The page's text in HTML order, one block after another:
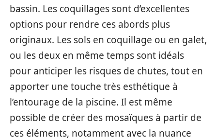
bassin. Les coquillages sont d’excellentes
options pour rendre ces abords plus
originaux. Les sols en coquillage ou en galet,
ou les deux en même temps sont idéals
pour anticiper les risques de chutes, tout en
apporter une touche très esthétique à
l’entourage de la piscine. Il est même
possible de créer des mosaïques à partir de
ces éléments, notamment avec la nuance